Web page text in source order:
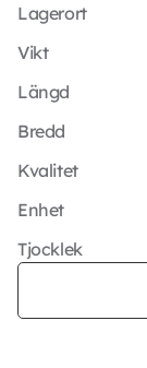
Lagerort
Vikt
Längd
Bredd
Kvalitet
Enhet
Tjocklek